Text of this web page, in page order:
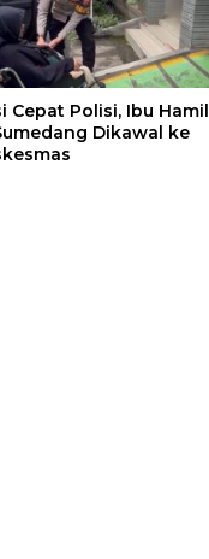
Cepat Polisi, Ibu Hamil
Dikawal ke